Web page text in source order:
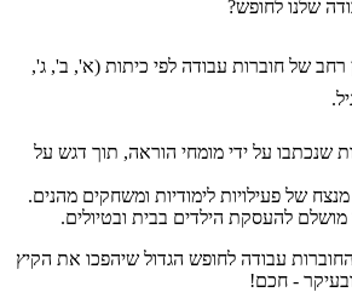
שלנו לחופש?
רחב של חוברות עבודה לפי כיתות (א', ב', ג',
שנכתבו על ידי מומחי הוראה, תוך דגש על
של פעילויות לימודיות ומשחקים מהנים.
מושלם להעסקת הילדים בבית ובטיולים.
עבודה לחופש הגדול שיהפכו את הקיץ
- חכם!